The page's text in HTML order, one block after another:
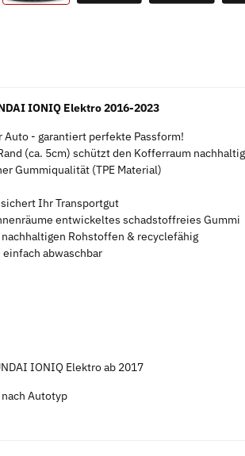
IONIQ Elektro 2016-2023
- garantiert perfekte Passform!
(ca. 5cm) schützt den Kofferraum
Gummiqualität (TPE Material)
Ihr Transportgut
entwickeltes schadstoffreies Gummi
Rohstoffen & recyclefähig
abwaschbar
IONIQ Elektro ab 2017
Autotyp